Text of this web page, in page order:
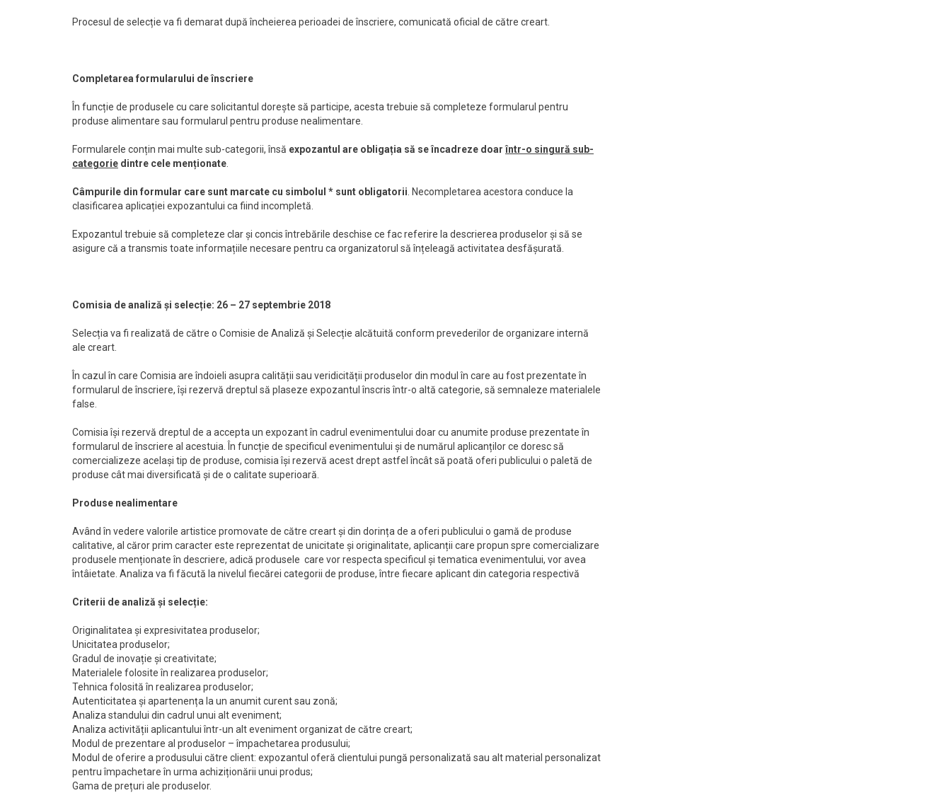
Procesul de selecție va fi demarat după încheierea perioadei de înscriere, comunicată oficial de către creart.
Completarea formularului de înscriere
În funcție de produsele cu care solicitantul dorește să participe, acesta trebuie să completeze formularul pentru
produse alimentare sau formularul pentru produse nealimentare.
Formularele conțin mai multe sub-categorii, însă expozantul are obligația să se încadreze doarîntr-o singură sub-
categorie dintre cele menționate
Câmpurile din formular care sunt marcate cu simbolul * sunt obligatorii . Necompletarea acestora conduce la
clasificarea aplicației expozantului ca fiind incompletă.
Expozantul trebuie să completeze clar și concis întrebările deschise ce fac referire la descrierea produselor și să se
asigure că a transmis toate informațiile necesare pentru ca organizatorul să înțeleagă activitatea desfășurată.
Comisia de analiză și selecție: 26 – 27 septembrie 2018
Selecția va fi realizată de către o Comisie de Analiză și Selecție alcătuită conform prevederilor de organizare internă
ale creart.
În cazul în care Comisia are îndoieli asupra calității sau veridicității produselor din modul în care au fost prezentate în
formularul de înscriere, își rezervă dreptul să plaseze expozantul înscris într-o altă categorie, să semnaleze materialele
false.
Comisia își rezervă dreptul de a accepta un expozant în cadrul evenimentului doar cu anumite produse prezentate în
formularul de înscriere al acestuia. În funcție de specificul evenimentului și de numărul aplicanților ce doresc să
comercializeze același tip de produse, comisia își rezervă acest drept astfel încât să poată oferi publicului o paletă de
produse cât mai diversificată și de o calitate superioară.
Produse nealimentare
Având în vedere valorile artistice promovate de către creart și din dorința de a oferi publicului o gamă de produse
calitative, al căror prim caracter este reprezentat de unicitate și originalitate, aplicanții care propun spre comercializare
produsele menționate în descriere, adică produsele care vor respecta specificul și tematica evenimentului, vor avea
întâietate. Analiza va fi făcută la nivelul fiecărei categorii de produse, între fiecare aplicant din categoria respectivă
Criterii de analiză și selecție:
Originalitatea și expresivitatea produselor;
Unicitatea produselor;
Gradul de inovație și creativitate;
Materialele folosite în realizarea produselor;
Tehnica folosită în realizarea produselor;
Autenticitatea și apartenența la un anumit curent sau zonă;
Analiza standului din cadrul unui alt eveniment;
Analiza activității aplicantului într-un alt eveniment organizat de către creart;
Modul de prezentare al produselor – împachetarea produsului;
Modul de oferire a produsului către client: expozantul oferă clientului pungă personalizată sau alt material personalizat
pentru împachetare în urma achiziționării unui produs;
Gama de prețuri ale produselor.